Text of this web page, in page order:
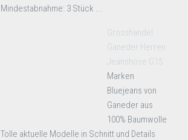
Mindestabnahme: 3 Stück ...
Grosshandel
Ganeder Herren
Jeanshose G15
Marken
Bluejeans von
Ganeder aus
100% Baumwolle
Tolle aktuelle Modelle in Schnitt und Details